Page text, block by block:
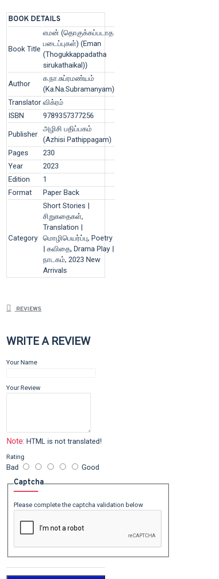
BOOK DETAILS
Book Title
எமன் (தொகுக்கப்படாத
படைப்புகள்) (Eman
(Thogukkappadatha
sirukathaikal))
Author
க.நா.சுப்ரமண்யம்
(Ka.Na.Subramanyam)
Translator விக்ரம்
ISBN
9789357377256
Publisher
அழிசி பதிப்பகம்
(Azhisi Pathippagam)
Pages
230
Year
2023
Edition
1
Format
Paper Back
Category
Short Stories |
சிறுகதைகள்,
Translation |
மொழிபெயர்ப்பு, Poetry
| கவிதை, Drama Play |
நாடகம், 2023 New
Arrivals
REVIEWS
WRITE A REVIEW
Your Name
Your Review
Note: HTML is not translated!
Rating
Bad Good
Captcha
Please complete the captcha validation below